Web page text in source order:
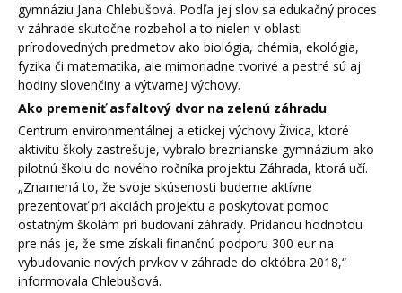
gymnáziu Jana Chlebušová. Podľa jej slov sa edukačný proces
v záhrade skutočne rozbehol a to nielen v oblasti
prírodovedných predmetov ako biológia, chémia, ekológia,
fyzika či matematika, ale mimoriadne tvorivé a pestré sú aj
hodiny slovenčiny a výtvarnej výchovy.
Ako premeniť asfaltový dvor na zelenú záhradu
Centrum environmentálnej a etickej výchovy Živica, ktoré
aktivitu školy zastrešuje, vybralo breznianske gymnázium ako
pilotnú školu do nového ročníka projektu Záhrada, ktorá učí.
„Znamená to, že svoje skúsenosti budeme aktívne
prezentovať pri akciách projektu a poskytovať pomoc
ostatným školám pri budovaní záhrady. Pridanou hodnotou
pre nás je, že sme získali finančnú podporu 300 eur na
vybudovanie nových prvkov v záhrade do októbra 2018,“
informovala Chlebušová.